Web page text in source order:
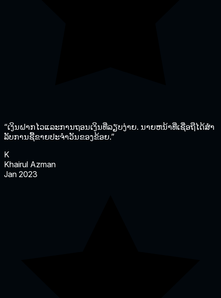
“ເງິນຝາກໄວແລະການຖອນເງິນທີ່ລຽບງ່າຍ. ນາຍຫນ້າທີ່ເຊື່ອຖືໄດ້ສໍາ
ລັບການຊື້ຂາຍປະຈໍາວັນຂອງຂ້ອຍ.”
K
Khairul Azman
Jan 2023